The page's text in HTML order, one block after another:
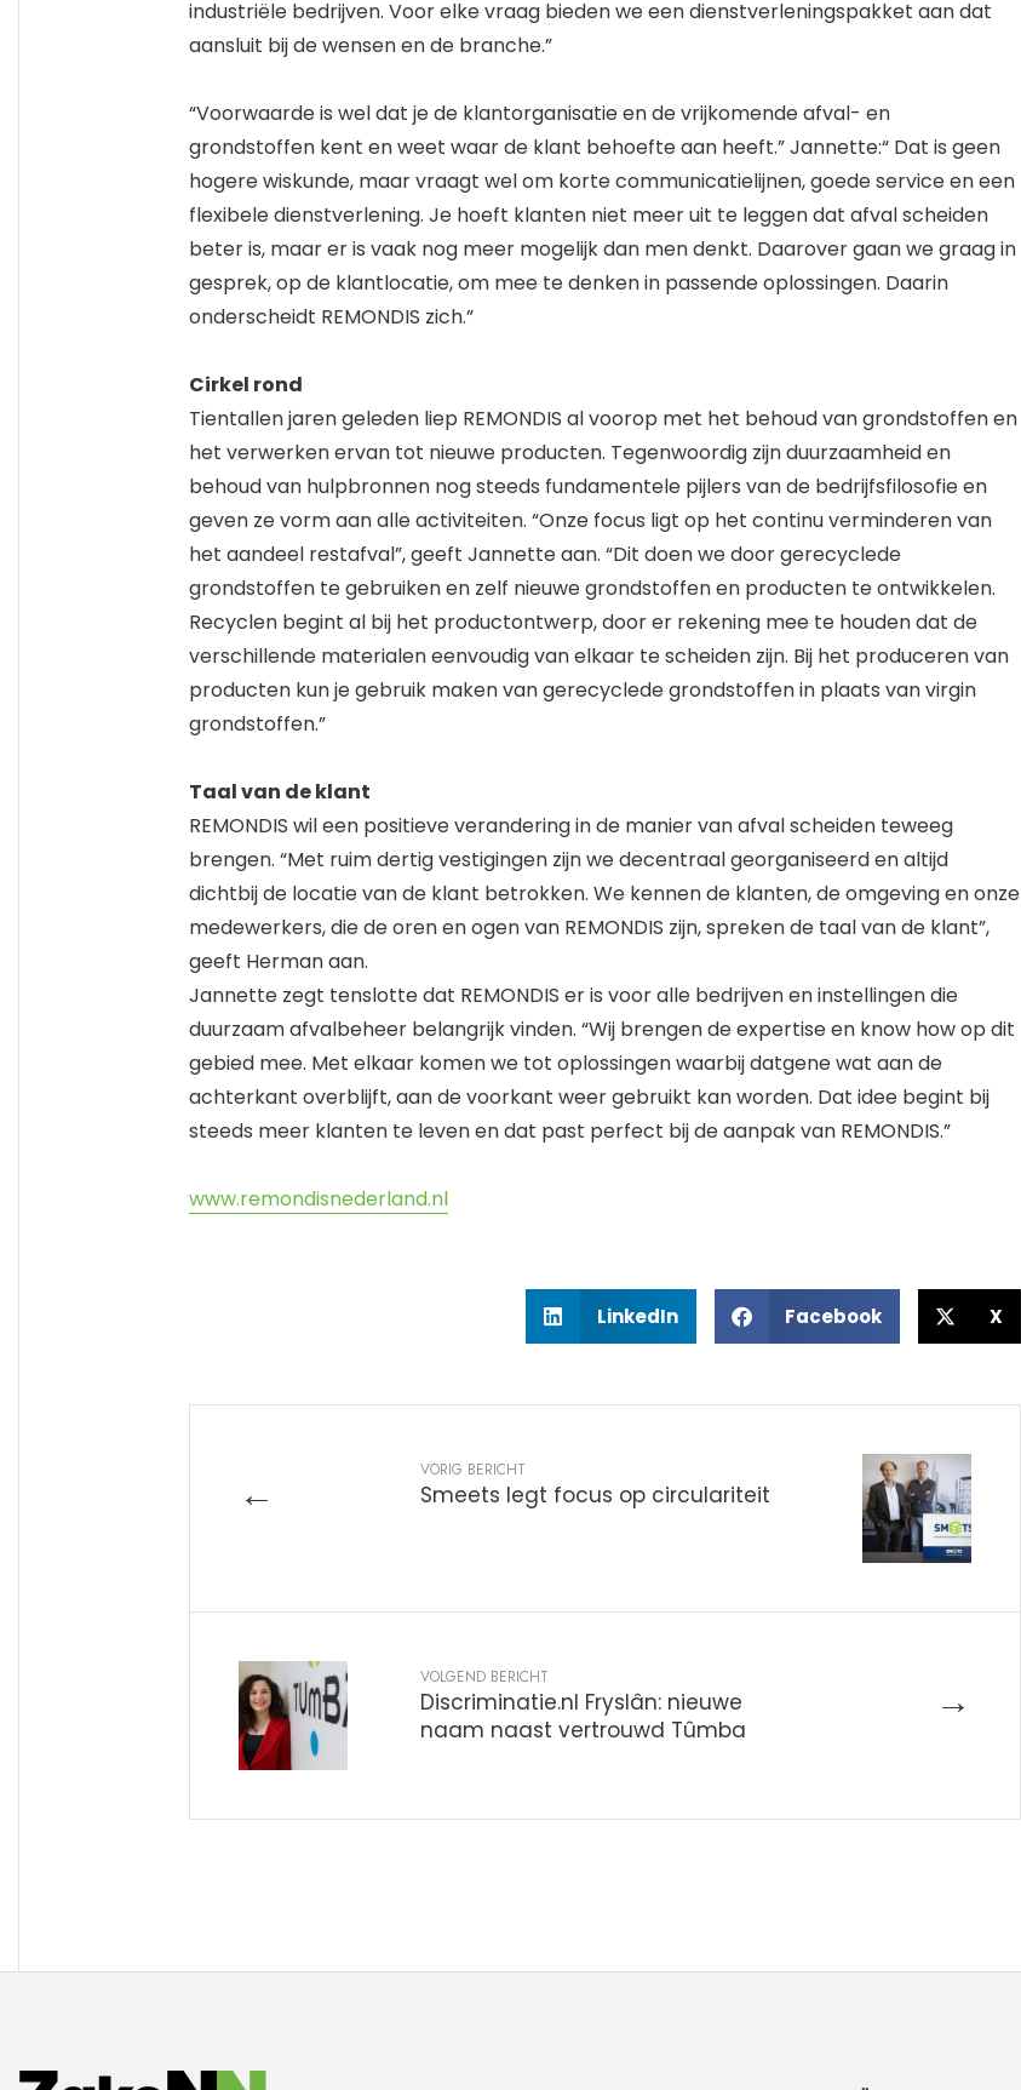
industriële bedrijven. Voor elke vraag bieden we een dienstverleningspakket aan dat
aansluit bij de wensen en de branche.”
“Voorwaarde is wel dat je de klantorganisatie en de vrijkomende afval- en
grondstoffen kent en weet waar de klant behoefte aan heeft.” Jannette:“ Dat is geen
hogere wiskunde, maar vraagt wel om korte communicatielijnen, goede service en een
flexibele dienstverlening. Je hoeft klanten niet meer uit te leggen dat afval scheiden
beter is, maar er is vaak nog meer mogelijk dan men denkt. Daarover gaan we graag in
gesprek, op de klantlocatie, om mee te denken in passende oplossingen. Daarin
onderscheidt REMONDIS zich.”
Cirkel rond
Tientallen jaren geleden liep REMONDIS al voorop met het behoud van grondstoffen en
het verwerken ervan tot nieuwe producten. Tegenwoordig zijn duurzaamheid en
behoud van hulpbronnen nog steeds fundamentele pijlers van de bedrijfsfilosofie en
geven ze vorm aan alle activiteiten. “Onze focus ligt op het continu verminderen van
het aandeel restafval”, geeft Jannette aan. “Dit doen we door gerecyclede
grondstoffen te gebruiken en zelf nieuwe grondstoffen en producten te ontwikkelen.
Recyclen begint al bij het productontwerp, door er rekening mee te houden dat de
verschillende materialen eenvoudig van elkaar te scheiden zijn. Bij het produceren van
producten kun je gebruik maken van gerecyclede grondstoffen in plaats van virgin
grondstoffen.”
Taal van de klant
REMONDIS wil een positieve verandering in de manier van afval scheiden teweeg
brengen. “Met ruim dertig vestigingen zijn we decentraal georganiseerd en altijd
dichtbij de locatie van de klant betrokken. We kennen de klanten, de omgeving en onze
medewerkers, die de oren en ogen van REMONDIS zijn, spreken de taal van de klant”,
geeft Herman aan.
Jannette zegt tenslotte dat REMONDIS er is voor alle bedrijven en instellingen die
duurzaam afvalbeheer belangrijk vinden. “Wij brengen de expertise en know how op dit
gebied mee. Met elkaar komen we tot oplossingen waarbij datgene wat aan de
achterkant overblijft, aan de voorkant weer gebruikt kan worden. Dat idee begint bij
steeds meer klanten te leven en dat past perfect bij de aanpak van REMONDIS.”
www.remondisnederland.nl
LinkedIn Facebook X
← VORIG BERICHT
Smeets legt focus op circulariteit
→
VOLGEND BERICHT
Discriminatie.nl Fryslân: nieuwe
naam naast vertrouwd Tûmba